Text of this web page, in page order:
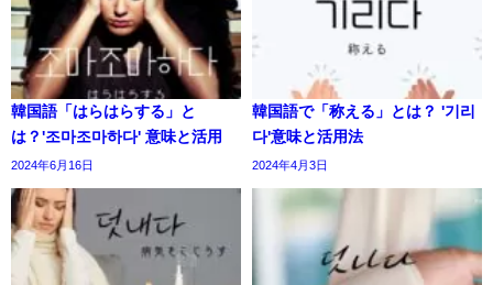
韓国語「はらはらする」と
は？'조마조마하다' 意味と活用
2024年6月16日
韓国語で「称える」とは？ '기리
다'意味と活用法
2024年4月3日